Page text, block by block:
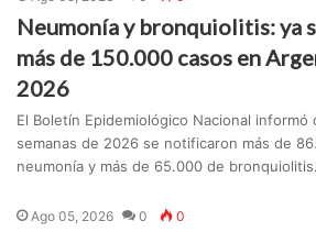
Neumonía y bronquiolitis: ya
más de 150.000 casos en
2026
El Boletín Epidemiológico Nacional
semanas de 2026 se notificaron más de
neumonía y más de 65.000 de
Ago 05, 2026 0 0